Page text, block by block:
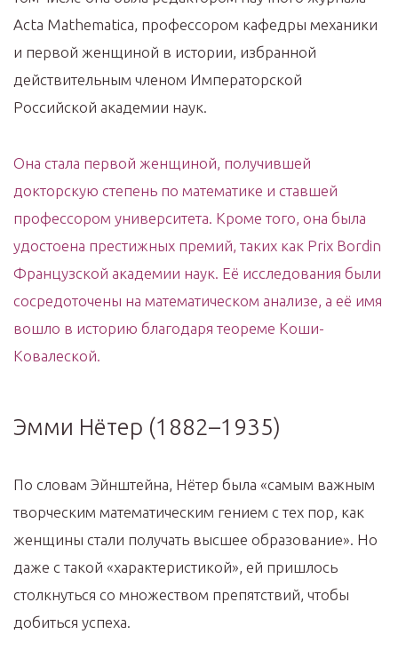
Acta Mathematica, профессором кафедры механики
и первой женщиной в истории, избранной
действительным членом Императорской
Российской академии наук.
Она стала первой женщиной, получившей
докторскую степень по математике и ставшей
профессором университета. Кроме того, она была
удостоена престижных премий, таких как Prix Bordin
Французской академии наук. Её исследования были
сосредоточены на математическом анализе, а её имя
вошло в историю благодаря теореме Коши-
Ковалеской.
Эмми Нётер (1882–1935)
По словам Эйнштейна, Нётер была «самым важным
творческим математическим гением с тех пор, как
женщины стали получать высшее образование». Но
даже с такой «характеристикой», ей пришлось
столкнуться со множеством препятствий, чтобы
добиться успеха.